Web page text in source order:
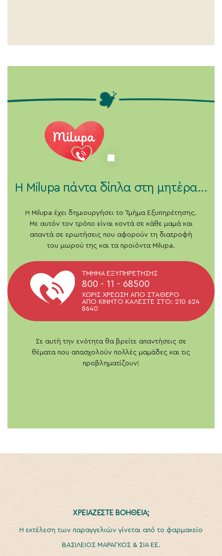
H Milupa πάντα δίπλα στη μητέρα...
H Milupa έχει δημιουργήσει το Τμήμα Εξυπηρέτησης.
Με αυτόν τον τρόπο είναι κοντά σε κάθε μαμά και
απαντά σε ερωτήσεις που αφορούν τη διατροφή
του μωρού της και τα προϊόντα Milupa.
ΤΜΗΜΑ ΕΞΥΠΗΡΕΤΗΣΗΣ
800 - 11 - 68500
ΧΩΡΙΣ ΧΡΕΩΣΗ ΑΠΟ ΣΤΑΘΕΡΟ
ΑΠΟ ΚΙΝΗΤΟ ΚΑΛΕΣΤΕ ΣΤΟ: 210 624
8640
Σε αυτή την ενότητα θα βρείτε απαντήσεις σε
θέματα που απασχολούν πολλές μαμάδες και τις
προβληματίζουν!
ΧΡΕΙΑΖΕΣΤΕ ΒΟΗΘΕΙΑ;
H εκτέλεση των παραγγελιών γίνεται από το φαρμακείο
ΒΑΣΙΛΕΙΟΣ ΜΑΡΑΓΚΟΣ & ΣΙΑ ΕΕ.